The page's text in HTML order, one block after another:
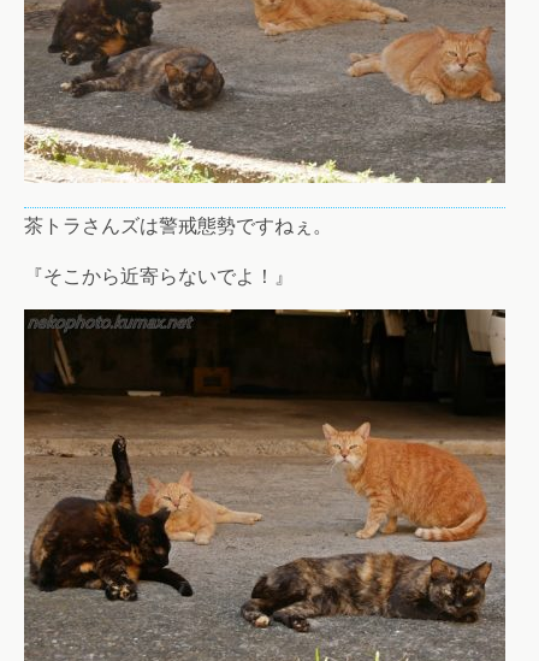
茶トラさんズは警戒態勢ですねぇ。
『そこから近寄らないでよ！』